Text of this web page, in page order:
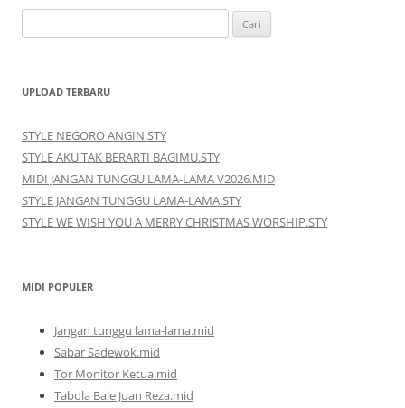
untuk:
UPLOAD TERBARU
STYLE NEGORO ANGIN.STY
STYLE AKU TAK BERARTI BAGIMU.STY
MIDI JANGAN TUNGGU LAMA-LAMA V2026.MID
STYLE JANGAN TUNGGU LAMA-LAMA.STY
STYLE WE WISH YOU A MERRY CHRISTMAS WORSHIP.STY
MIDI POPULER
Jangan tunggu lama-lama.mid
Sabar Sadewok.mid
Tor Monitor Ketua.mid
Tabola Bale Juan Reza.mid